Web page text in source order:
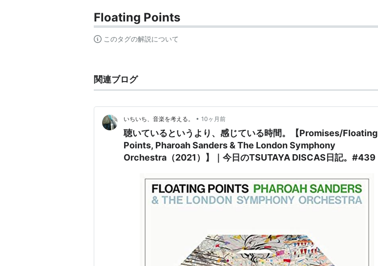
Floating Points
このタグの解説について
関連ブログ
いちいち、音楽を考える。 • 10ヶ月前
聴いているというより、感じている時間。【Promises/Floating
Points, Pharoah Sanders & The London Symphony
Orchestra（2021）】｜今日のTSUTAYA DISCAS日記。#439